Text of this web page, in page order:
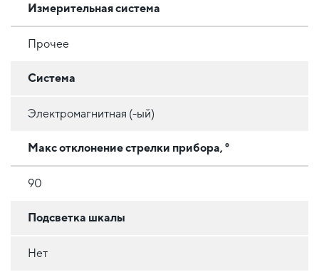
Измерительная система
Прочее
Система
Электромагнитная (-ый)
Макс отклонение стрелки прибора, °
90
Подсветка шкалы
Нет